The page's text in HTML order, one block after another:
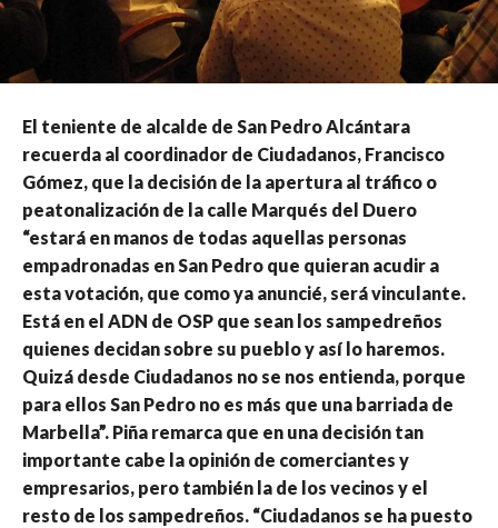
El teniente de alcalde de San Pedro Alcántara
recuerda al coordinador de Ciudadanos, Francisco
Gómez, que la decisión de la apertura al tráfico o
peatonalización de la calle Marqués del Duero
“estará en manos de todas aquellas personas
empadronadas en San Pedro que quieran acudir a
esta votación, que como ya anuncié, será vinculante.
Está en el ADN de OSP que sean los sampedreños
quienes decidan sobre su pueblo y así lo haremos.
Quizá desde Ciudadanos no se nos entienda, porque
para ellos San Pedro no es más que una barriada de
Marbella”. Piña remarca que en una decisión tan
importante cabe la opinión de comerciantes y
empresarios, pero también la de los vecinos y el
resto de los sampedreños. “Ciudadanos se ha puesto